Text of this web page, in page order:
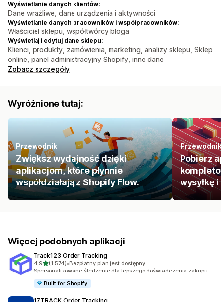
Wyświetlanie danych klientów:
Dane wrażliwe, dane urządzenia i aktywności
Wyświetlanie danych pracowników i współpracowników:
Właściciel sklepu, współtwórcy bloga
Wyświetlaj i edytuj dane sklepu:
Klienci, produkty, zamówienia, marketing, analizy sklepu, Sklep
online, panel administracyjny Shopify, inne dane
Zobacz szczegóły
Wyróżnione tutaj:
Przewodnik
Zwiększ wydajność dzięki
aplikacjom, które płynnie
współdziałają z Shopify Flow.
Przewodnik
Pobierz
wysyłkę
Więcej podobnych aplikacji
Track123 Order Tracking
4,9na 5 gwiazdek
(1 574)
Łączna liczba recenzji: 1574
•Bezpłatny plan jest dostępny
Spersonalizowane śledzenie dla lepszego doświadczenia zakupu
Built for Shopify
17TRACK Order Tracking